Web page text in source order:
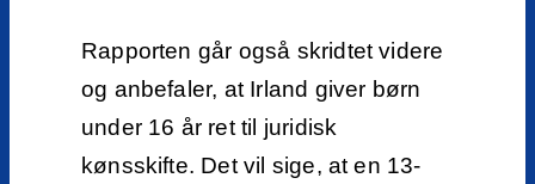
Rapporten går også skridtet videre
og anbefaler, at Irland giver børn
under 16 år ret til juridisk
kønsskifte. Det vil sige, at en 13-